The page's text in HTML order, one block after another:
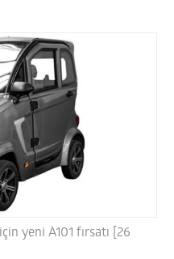
yeni A101 fırsatı [26